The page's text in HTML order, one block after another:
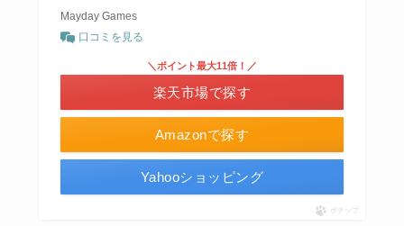
Mayday Games
口コミを見る
Amazonで探す
＼ポイント最大11倍！／
楽天市場で探す
Yahooショッピング
ポチップ